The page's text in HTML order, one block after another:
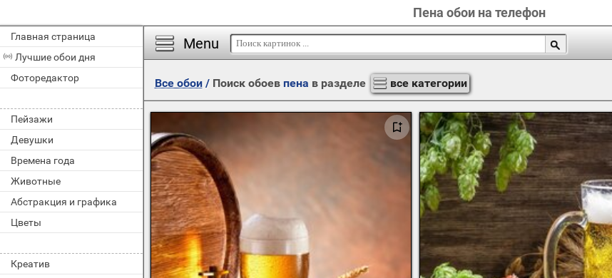
Пена обои на телефон
Главная страница
Лучшие обои дня
Фоторедактор
Пейзажи
Девушки
Времена года
Животные
Абстракция и графика
Цветы
Креатив
Menu
Все обои/ Поиск обоев пена в разделе все категории